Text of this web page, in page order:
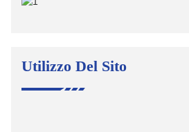
Utilizzo Del Sito